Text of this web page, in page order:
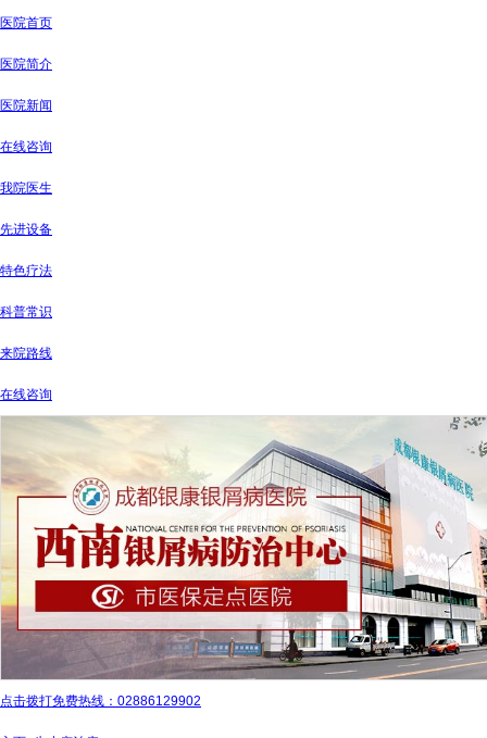
医院首页
医院简介
医院新闻
在线咨询
我院医生
先进设备
特色疗法
科普常识
来院路线
在线咨询
点击拨打免费热线：02886129902